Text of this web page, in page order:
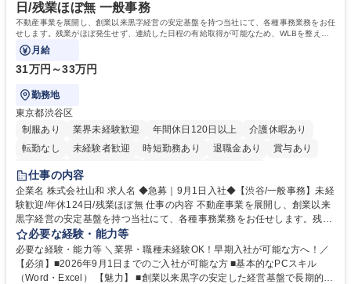
格：
日/残業ほぼ無 一般事務
不動産事業を展開し、創業以来黒字経営の安定基盤を持つ当社にて、各種事務業務をお任
せします。残業がほぼ発生せず、連続した日程の有給取得が可能なため、WLBを整えた
い方にお勧めの環境です！
月給
31万円～33万円
勤務地
東京都渋谷区
制服あり
業界未経験歓迎 年間休日120日以上
介護休暇あり
転勤なし
未経験者歓迎 時短勤務あり 退職金あり
賞与あり
育休あり
完全週休2日制
仕事の内容
企業名 株式会社山和 求人名 ◆急募｜9月1日入社◆【渋谷/一般事務】未経
験歓迎/年休124日/残業ほぼ無 仕事の内容 不動産事業を展開し、創業以来
黒字経営の安定基盤を持つ当社にて、各種事務業務をお任せします。残業
がほぼ発生せず、連続した日程の有給取得が可能なため、WLBを整えたい
方にお勧めの環境です！ 入社後はOJTを通じて丁寧に研修を行いますの
で、事務未経験の方でも安心して臨むことができます。 【業務詳細】■電
話・来客対応 ■物件の鍵や社内の備品管理 ■データ入力や書類作成 ■契約
必要な経験・能力等
必要な経験・能力等 ＼業界・職種未経験OK！早期入社が可能な方へ！／
【必須】■2026年9月1日までのご入社が可能な方 ■基本的なPCスキル
（Word・Excel） 【魅力】 ■創業以来黒字の安定した経営基盤で長期的に